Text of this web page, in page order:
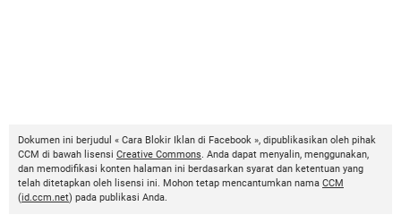
Dokumen ini berjudul « Cara Blokir Iklan di Facebook », dipublikasikan oleh pihak
CCM di bawah lisensi Creative Commons. Anda dapat menyalin, menggunakan,
dan memodifikasi konten halaman ini berdasarkan syarat dan ketentuan yang
telah ditetapkan oleh lisensi ini. Mohon tetap mencantumkan nama CCM
(id.ccm.net) pada publikasi Anda.